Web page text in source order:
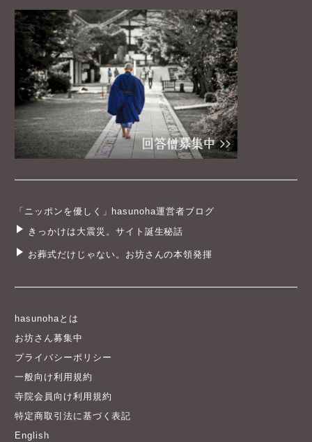
「ニッポンを優しく」hasunoha運営者ブログ
きっかけは大震災。サイト誕生秘話
お葬式だけじゃない。お坊さんの本領発揮
hasunohaとは
お坊さん募集中
プライバシーポリシー
一般向け利用規約
寺院会員向け利用規約
特定商取引法に基づく表記
English